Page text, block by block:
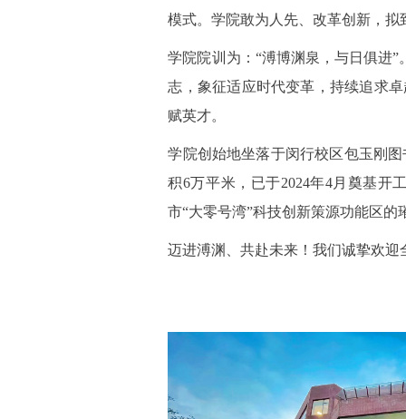
模式。学院敢为人先、改革创新，
学院院训为：“溥博渊泉，与日俱进
志，象征适应时代变革，持续追求卓
赋英才。
学院创始地坐落于闵行校区包玉刚
积6万平米，已于2024年4月奠基开
市“大零号湾”科技创新策源功能区的
迈进溥渊、共赴未来！我们诚挚欢